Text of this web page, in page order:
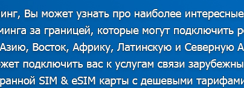
для себя отель Moderno
расположение, рядом метро,
уютные номера, вкусные
ценам.